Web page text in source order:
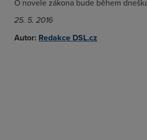
O novele zákona bude během
25. 5. 2016
Autor: Redakce DSL.cz